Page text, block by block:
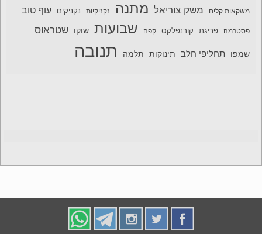
משקאות קלים משק צוריאל מתנה נקניקיות נקניקים עוף טוב
פסטרמה פריגת קורנפלקס קפה שבועות שוקו שטראוס
שמפו תחליפי חלב תינוקות תלמה תנובה